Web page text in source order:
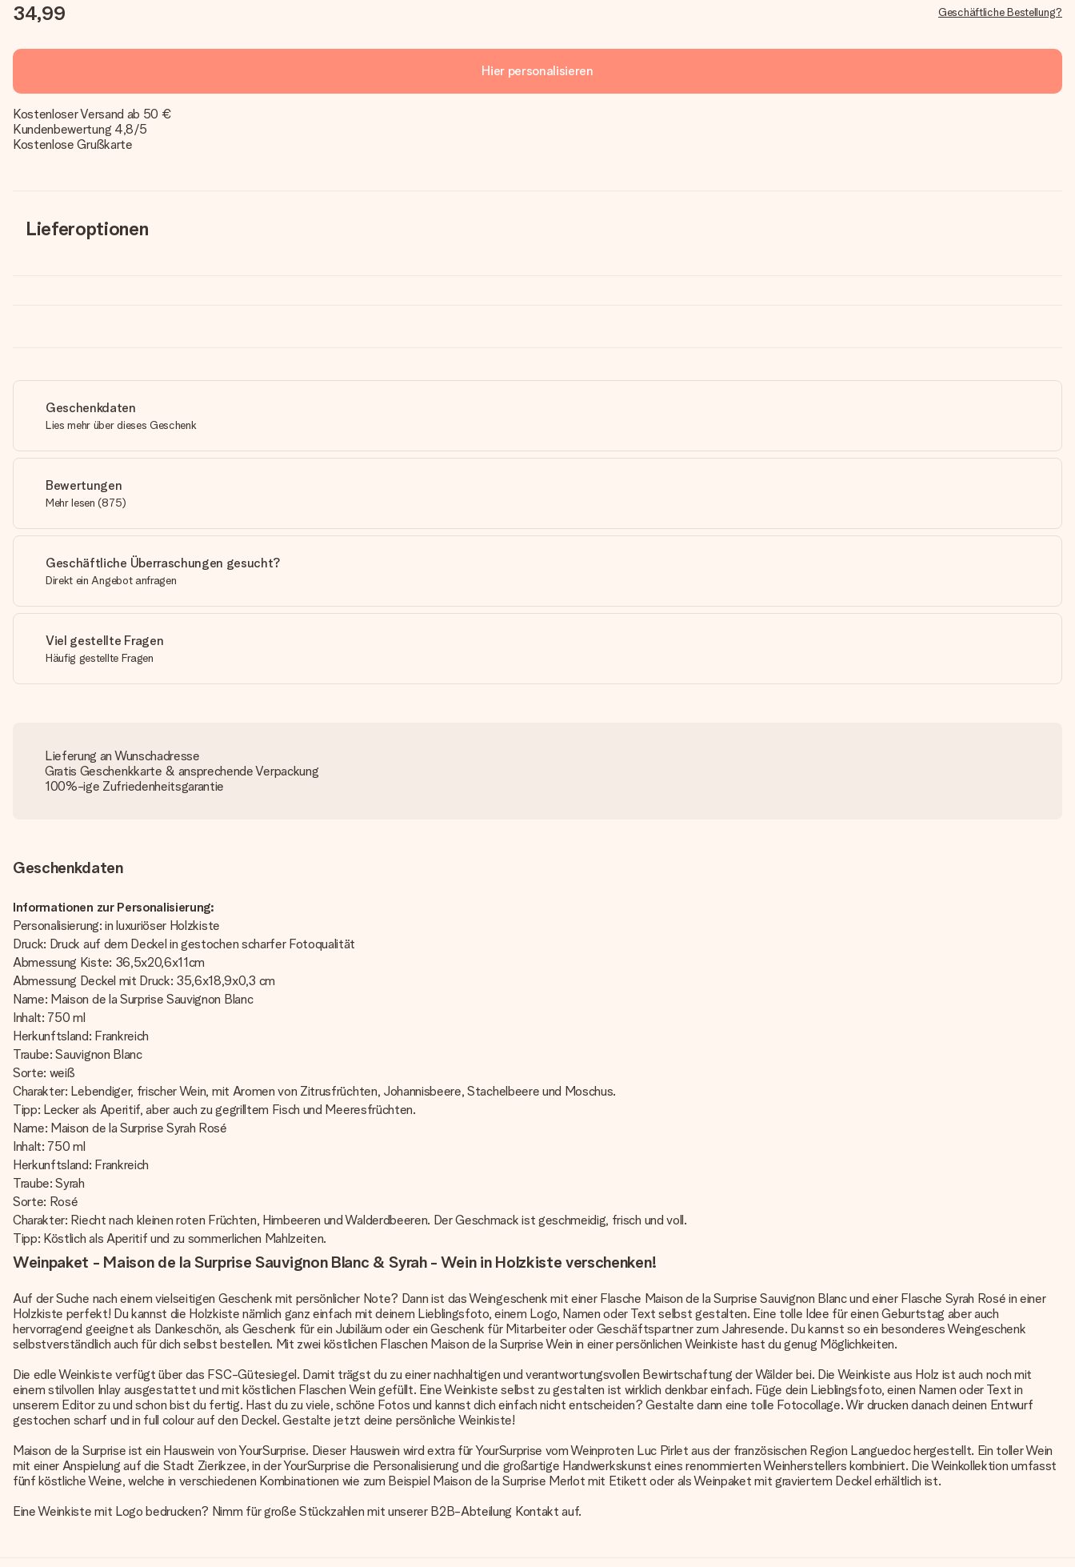
34,99 Geschäftliche Bestellung?
Hier personalisieren
Kostenloser Versand ab 50 €
Kundenbewertung 4,8/5
Kostenlose Grußkarte
Lieferoptionen
Geschenkdaten
Lies mehr über dieses Geschenk
Bewertungen
Mehr lesen (875)
Geschäftliche Überraschungen gesucht?
Direkt ein Angebot anfragen
Viel gestellte Fragen
Häufig gestellte Fragen
Lieferung an Wunschadresse
Gratis Geschenkkarte & ansprechende Verpackung
100%-ige Zufriedenheitsgarantie
Geschenkdaten
Informationen zur Personalisierung:
Personalisierung: in luxuriöser Holzkiste
Druck: Druck auf dem Deckel in gestochen scharfer Fotoqualität
Abmessung Kiste: 36,5x20,6x11cm
Abmessung Deckel mit Druck: 35,6x18,9x0,3 cm
Name: Maison de la Surprise Sauvignon Blanc
Inhalt: 750 ml
Herkunftsland: Frankreich
Traube: Sauvignon Blanc
Sorte: weiß
Charakter: Lebendiger, frischer Wein, mit Aromen von Zitrusfrüchten, Johannisbeere, Stachelbeere und Moschus.
Tipp: Lecker als Aperitif, aber auch zu gegrilltem Fisch und Meeresfrüchten.
Name: Maison de la Surprise Syrah Rosé
Inhalt: 750 ml
Herkunftsland: Frankreich
Traube: Syrah
Sorte: Rosé
Charakter: Riecht nach kleinen roten Früchten, Himbeeren und Walderdbeeren. Der Geschmack ist geschmeidig, frisch und voll.
Tipp: Köstlich als Aperitif und zu sommerlichen Mahlzeiten.
Weinpaket - Maison de la Surprise Sauvignon Blanc & Syrah - Wein in Holzkiste verschenken!
Auf der Suche nach einem vielseitigen Geschenk mit persönlicher Note? Dann ist das Weingeschenk mit einer Flasche Maison de la Surprise Sauvignon Blanc und einer Flasche Syrah Rosé in einer
Holzkiste perfekt! Du kannst die Holzkiste nämlich ganz einfach mit deinem Lieblingsfoto, einem Logo, Namen oder Text selbst gestalten. Eine tolle Idee für einen Geburtstag aber auch
hervorragend geeignet als Dankeschön, als Geschenk für ein Jubiläum oder ein Geschenk für Mitarbeiter oder Geschäftspartner zum Jahresende. Du kannst so ein besonderes Weingeschenk
selbstverständlich auch für dich selbst bestellen. Mit zwei köstlichen Flaschen Maison de la Surprise Wein in einer persönlichen Weinkiste hast du genug Möglichkeiten.
Die edle Weinkiste verfügt über das FSC-Gütesiegel. Damit trägst du zu einer nachhaltigen und verantwortungsvollen Bewirtschaftung der Wälder bei. Die Weinkiste aus Holz ist auch noch mit
einem stilvollen Inlay ausgestattet und mit köstlichen Flaschen Wein gefüllt. Eine Weinkiste selbst zu gestalten ist wirklich denkbar einfach. Füge dein Lieblingsfoto, einen Namen oder Text in
unserem Editor zu und schon bist du fertig. Hast du zu viele, schöne Fotos und kannst dich einfach nicht entscheiden? Gestalte dann eine tolle Fotocollage. Wir drucken danach deinen Entwurf
gestochen scharf und in full colour auf den Deckel. Gestalte jetzt deine persönliche Weinkiste!
Maison de la Surprise ist ein Hauswein von YourSurprise. Dieser Hauswein wird extra für YourSurprise vom Weinproten Luc Pirlet aus der französischen Region Languedoc hergestellt. Ein toller Wein
mit einer Anspielung auf die Stadt Zierikzee, in der YourSurprise die Personalisierung und die großartige Handwerkskunst eines renommierten Weinherstellers kombiniert. Die Weinkollektion umfasst
fünf köstliche Weine, welche in verschiedenen Kombinationen wie zum Beispiel Maison de la Surprise Merlot mit Etikett oder als Weinpaket mit graviertem Deckel erhältlich ist.
Eine Weinkiste mit Logo bedrucken? Nimm für große Stückzahlen mit unserer B2B-Abteilung Kontakt auf.